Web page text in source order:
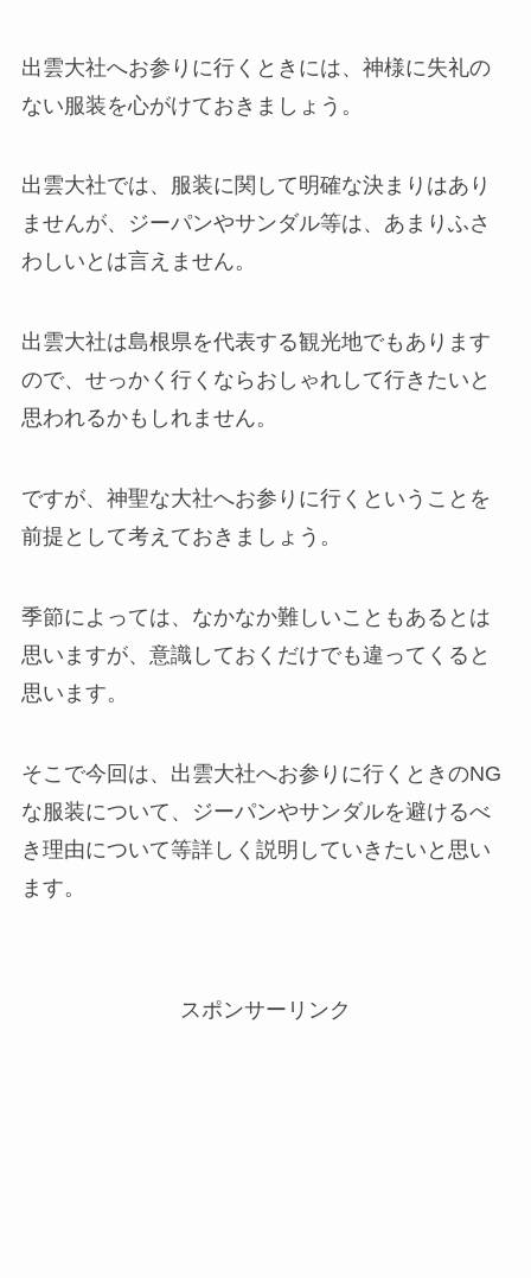
出雲大社へお参りに行くときには、神様に失礼の
ない服装を心がけておきましょう。
出雲大社では、服装に関して明確な決まりはあり
ませんが、ジーパンやサンダル等は、あまりふさ
わしいとは言えません。
出雲大社は島根県を代表する観光地でもあります
ので、せっかく行くならおしゃれして行きたいと
思われるかもしれません。
ですが、神聖な大社へお参りに行くということを
前提として考えておきましょう。
季節によっては、なかなか難しいこともあるとは
思いますが、意識しておくだけでも違ってくると
思います。
そこで今回は、出雲大社へお参りに行くときのNG
な服装について、ジーパンやサンダルを避けるべ
き理由について等詳しく説明していきたいと思い
ます。
スポンサーリンク